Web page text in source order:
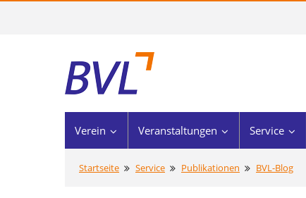
Verein Veranstaltungen Service
Startseite Service Publikationen BVL-Blog